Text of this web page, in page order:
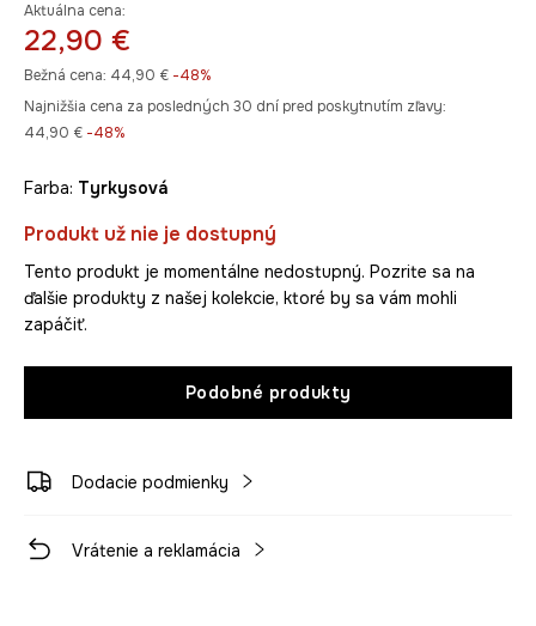
Aktuálna cena:
22,90 €
Bežná cena: 44,90 € -48%
Najnižšia cena za posledných 30 dní pred poskytnutím zľavy:
44,90 € -48%
Farba: tyrkysová
Produkt už nie je dostupný
Tento produkt je momentálne nedostupný. Pozrite sa na
ďalšie produkty z našej kolekcie, ktoré by sa vám mohli
zapáčiť.
Podobné produkty
Dodacie podmienky
Vrátenie a reklamácia